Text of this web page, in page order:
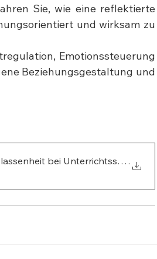
Sie, wie eine reflektierte
und wirksam zu
Emotionssteuerung
Beziehungsgestaltung und
bei Unterrichtsstörungen i
.